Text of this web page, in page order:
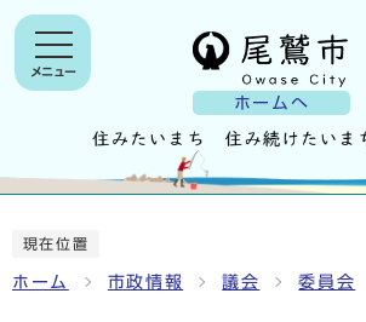
ホームへ
メニュー
現在位置
ホーム 市政情報 議会 委員会